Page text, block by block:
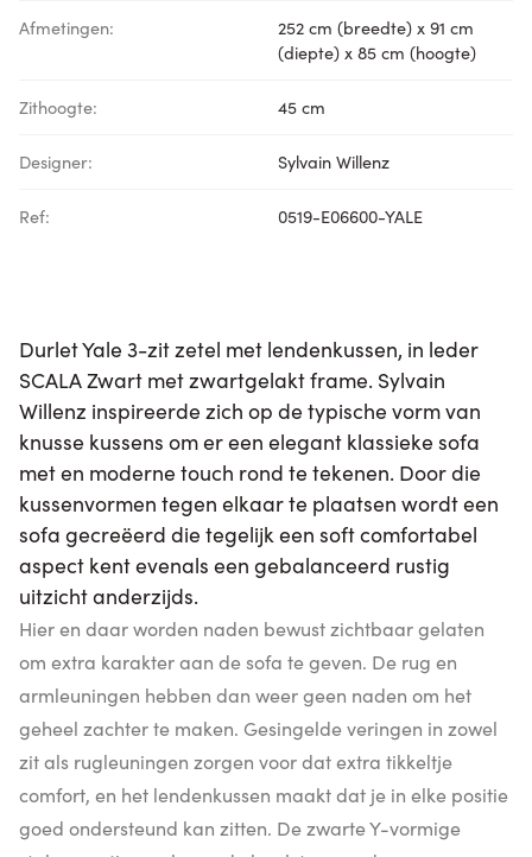
Afmetingen:
252 cm (breedte) x 91 cm
(diepte) x 85 cm (hoogte)
Zithoogte: 45 cm
Designer: Sylvain Willenz
Ref: 0519-E06600-YALE
Durlet Yale 3-zit zetel met lendenkussen, in leder
SCALA Zwart met zwartgelakt frame. Sylvain
Willenz inspireerde zich op de typische vorm van
knusse kussens om er een elegant klassieke sofa
met en moderne touch rond te tekenen. Door die
kussenvormen tegen elkaar te plaatsen wordt een
sofa gecreëerd die tegelijk een soft comfortabel
aspect kent evenals een gebalanceerd rustig
uitzicht anderzijds.
Hier en daar worden naden bewust zichtbaar gelaten
om extra karakter aan de sofa te geven. De rug en
armleuningen hebben dan weer geen naden om het
geheel zachter te maken. Gesingelde veringen in zowel
zit als rugleuningen zorgen voor dat extra tikkeltje
comfort, en het lendenkussen maakt dat je in elke positie
goed ondersteund kan zitten. De zwarte Y-vormige